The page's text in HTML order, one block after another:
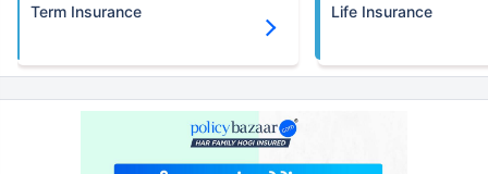
Term Insurance Life Insurance